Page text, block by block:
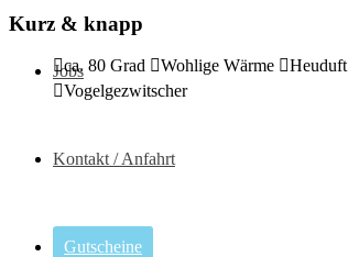
Jobs
Kontakt / Anfahrt
Gutscheine
Kurz & knapp
ca. 80 Grad Wohlige Wärme
Heuduft
Vogelgezwitscher